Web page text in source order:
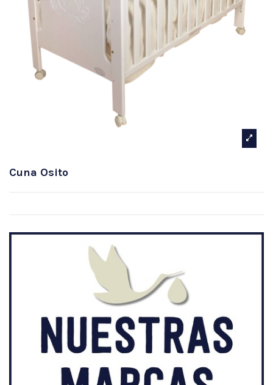
Cuna Osito